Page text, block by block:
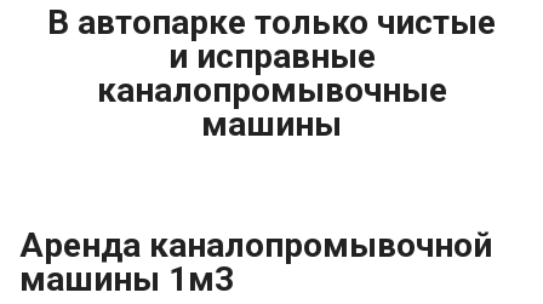
В автопарке только чистые
и исправные
каналопромывочные
машины
Аренда каналопромывочной
машины 1м3